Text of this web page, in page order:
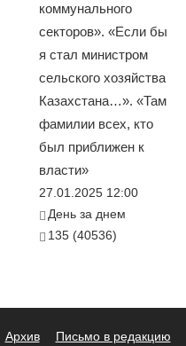
коммунального
секторов». «Если бы
я стал министром
сельского хозяйства
Казахстана…». «Там
фамилии всех, кто
был приближен к
власти»
27.01.2025 12:00
День за днем
135 (40536)
Архив Письмо в редакцию